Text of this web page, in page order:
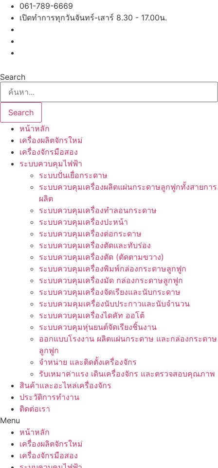
Skip
content
061-789-6669
เปิดทำการทุกวันจันทร์-เสาร์ 8.30 - 17.00น.
Search
Search
หน้าหลัก
เครื่องผลิตจักรใหม่
เครื่องจักรมือสอง
ระบบควบคุมไฟฟ้า
ระบบปั่นเยื่อกระดาษ
ระบบควบคุมเครื่องผลิตแผ่นกระดาษลูกฟูกทั้งสายการ
ผลิต
ระบบควบคุมเครื่องทำลอนกระดาษ
ระบบควบคุมเครื่องปะหน้า
ระบบควบคุมเครื่องต่อกระดาษ
ระบบควบคุมเครื่องตัดและทับร่อง
ระบบควบคุมเครื่องตัด (ตัดตามขวาง)
ระบบควบคุมเครื่องพิมพ์กล่องกระดาษลูกฟูก
ระบบควบคุมเครื่องมัด กล่องกระดาษลูกฟูก
ระบบควบคุมเครื่องจัดเรียงและนับกระดาษ
ระบบควมคุมเครื่องนับประกาวและนับจำนวน
ระบบควบคุมเครื่องไดคัท ออโต้
ระบบควบคุมหุ่นยนต์จัดเรียงชิ้นงาน
ออกแบบโรงงาน ผลิตแผ่นกระดาษ และกล่องกระดาษ
ลูกฟูก
จำหน่าย และติดตั้งเครื่องจักร
รับเหมาค่าแรง เดินเครื่องจักร และตรวจสอบคุณภาพ
สินค้าและอะไหล่เครื่องจักร
ประวัติการทำงาน
ติดต่อเรา
Menu
หน้าหลัก
เครื่องผลิตจักรใหม่
เครื่องจักรมือสอง